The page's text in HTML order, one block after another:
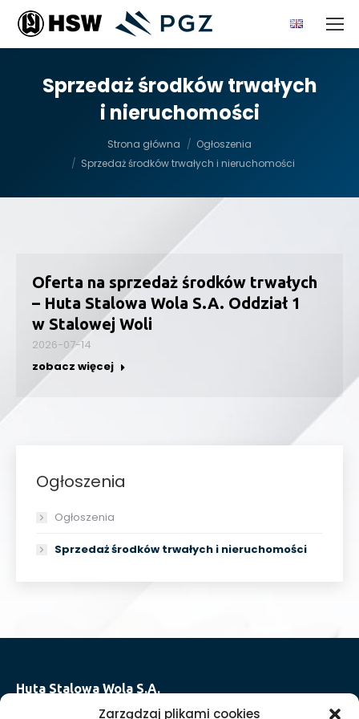
Zarządzaj plikami cookies
Sprzedaż środków trwałych
i nieruchomości
Strona główna
Ogłoszenia
Sprzedaż środków trwałych i nieruchomości
Oferta na sprzedaż środków trwałych
– Huta Stalowa Wola S.A. Oddział 1
w Stalowej Woli
2026-07-14
zobacz więcej
Ogłoszenia
Ogłoszenia
Sprzedaż środków trwałych i nieruchomości
Huta Stalowa Wola S.A.
Oddział I w Stalowej Woli